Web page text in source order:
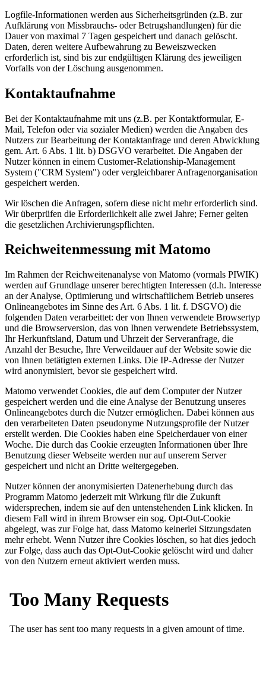
Logfile-Informationen werden aus Sicherheitsgründen (z.B. zur
Aufklärung von Missbrauchs- oder Betrugshandlungen) für die
Dauer von maximal 7 Tagen gespeichert und danach gelöscht.
Daten, deren weitere Aufbewahrung zu Beweiszwecken
erforderlich ist, sind bis zur endgültigen Klärung des jeweiligen
Vorfalls von der Löschung ausgenommen.
Kontaktaufnahme
Bei der Kontaktaufnahme mit uns (z.B. per Kontaktformular, E-
Mail, Telefon oder via sozialer Medien) werden die Angaben des
Nutzers zur Bearbeitung der Kontaktanfrage und deren Abwicklung
gem. Art. 6 Abs. 1 lit. b) DSGVO verarbeitet. Die Angaben der
Nutzer können in einem Customer-Relationship-Management
System ("CRM System") oder vergleichbarer Anfragenorganisation
gespeichert werden.
Wir löschen die Anfragen, sofern diese nicht mehr erforderlich sind.
Wir überprüfen die Erforderlichkeit alle zwei Jahre; Ferner gelten
die gesetzlichen Archivierungspflichten.
Reichweitenmessung mit Matomo
Im Rahmen der Reichweitenanalyse von Matomo (vormals PIWIK)
werden auf Grundlage unserer berechtigten Interessen (d.h. Interesse
an der Analyse, Optimierung und wirtschaftlichem Betrieb unseres
Onlineangebotes im Sinne des Art. 6 Abs. 1 lit. f. DSGVO) die
folgenden Daten verarbeittet: der von Ihnen verwendete Browsertyp
und die Browserversion, das von Ihnen verwendete Betriebssystem,
Ihr Herkunftsland, Datum und Uhrzeit der Serveranfrage, die
Anzahl der Besuche, Ihre Verweildauer auf der Website sowie die
von Ihnen betätigten externen Links. Die IP-Adresse der Nutzer
wird anonymisiert, bevor sie gespeichert wird.
Matomo verwendet Cookies, die auf dem Computer der Nutzer
gespeichert werden und die eine Analyse der Benutzung unseres
Onlineangebotes durch die Nutzer ermöglichen. Dabei können aus
den verarbeiteten Daten pseudonyme Nutzungsprofile der Nutzer
erstellt werden. Die Cookies haben eine Speicherdauer von einer
Woche. Die durch das Cookie erzeugten Informationen über Ihre
Benutzung dieser Webseite werden nur auf unserem Server
gespeichert und nicht an Dritte weitergegeben.
Nutzer können der anonymisierten Datenerhebung durch das
Programm Matomo jederzeit mit Wirkung für die Zukunft
widersprechen, indem sie auf den untenstehenden Link klicken. In
diesem Fall wird in ihrem Browser ein sog. Opt-Out-Cookie
abgelegt, was zur Folge hat, dass Matomo keinerlei Sitzungsdaten
mehr erhebt. Wenn Nutzer ihre Cookies löschen, so hat dies jedoch
zur Folge, dass auch das Opt-Out-Cookie gelöscht wird und daher
von den Nutzern erneut aktiviert werden muss.